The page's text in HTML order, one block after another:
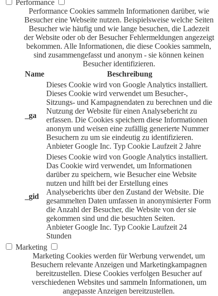
Performance
Performance Cookies sammeln Informationen darüber, wie
Besucher eine Webseite nutzen. Beispielsweise welche Seiten
Besucher wie häufig und wie lange besuchen, die Ladezeit
der Website oder ob der Besucher Fehlermeldungen angezeigt
bekommen. Alle Informationen, die diese Cookies sammeln,
sind zusammengefasst und anonym - sie können keinen
Besucher identifizieren.
Name
Beschreibung
_ga
Dieses Cookie wird von Google Analytics installiert.
Dieses Cookie wird verwendet um Besucher-,
Sitzungs- und Kampagnendaten zu berechnen und die
Nutzung der Website für einen Analysebericht zu
erfassen. Die Cookies speichern diese Informationen
anonym und weisen eine zufällig generierte Nummer
Besuchern zu um sie eindeutig zu identifizieren.
Anbieter Google Inc. Typ Cookie Laufzeit 2 Jahre
_gid
Dieses Cookie wird von Google Analytics installiert.
Das Cookie wird verwendet, um Informationen
darüber zu speichern, wie Besucher eine Website
nutzen und hilft bei der Erstellung eines
Analyseberichts über den Zustand der Website. Die
gesammelten Daten umfassen in anonymisierter Form
die Anzahl der Besucher, die Website von der sie
gekommen sind und die besuchten Seiten.
Anbieter Google Inc. Typ Cookie Laufzeit 24
Stunden
Marketing
Marketing Cookies werden für Werbung verwendet, um
Besuchern relevante Anzeigen und Marketingkampagnen
bereitzustellen. Diese Cookies verfolgen Besucher auf
verschiedenen Websites und sammeln Informationen, um
angepasste Anzeigen bereitzustellen.